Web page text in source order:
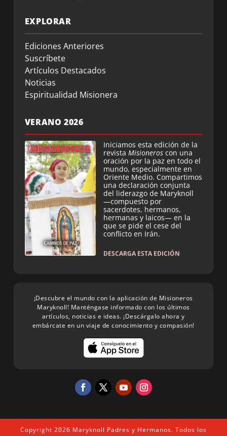
EXPLORAR
Ediciones Anteriores
Suscríbete
Artículos Destacados
Noticias
Espiritualidad Misionera
VERANO 2026
Iniciamos esta edición de la
revista Misioneros con una
oración por la paz en todo el
mundo, especialmente en
Oriente Medio. Compartimos
una declaración conjunta
del liderazgo de Maryknoll
—compuesto por
sacerdotes, hermanos,
hermanas y laicos— en la
que se pide el cese del
conflicto en Irán.
DESCARGA ESTA EDICIÓN
¡Descubre el mundo con la aplicación de Misioneros
Maryknoll! Manténgase informado con los últimos
artículos, noticias e ideas. ¡Descárgalo ahora y
embárcate en un viaje de conocimiento y compasión!
Copyright 2026 Maryknoll Padres y Hermanos. Todos los